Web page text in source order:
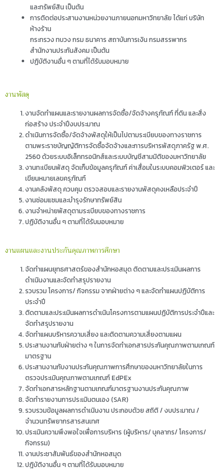
และทรัพย์สิน เป็นต้น
การติดต่อประสานงานหน่วยงานภายนอกมหาวิทยาลัย ได้แก่ บริษัท
ห้างร้าน
กระทรวง ทบวง กรม ธนาคาร สถาบันการเงิน กรมสรรพากร
สำนักงานประกันสังคม เป็นต้น
ปฏิบัติงานอื่น ๆ ตามที่ได้รับมอบหมาย
งานพัสดุ
งานจัดทำแผนและรายงานผลการจัดซื้อ/จัดจ้างครุภัณฑ์ ที่ดิน และสิ่ง
ก่อสร้าง ประจำปีงบประมาณ
ดำเนินการจัดซื้อ/จัดจ้างพัสดุให้เป็นไปตามระเบียบของทางราชการ
ตามพระราชบัญญัติการจัดซื้อจัดจ้างและการบริหารพัสดุภาครัฐ พ.ศ.
2560 ด้วยระบบอิเล็กทรอนิกส์และระบบบัญชีสามมิติของมหาวิทยาลัย
งานทะเบียนพัสดุ จัดเก็บข้อมูลครุภัณฑ์ ค่าเสื่อมในระบบคอมพิวเตอร์ และ
เขียนหมายเลขครุภัณฑ์
งานคลังพัสดุ ควบคุม ตรวจสอบและรายงานพัสดุคงเหลือประจำปี
งานซ่อมแซมและบำรุงรักษาทรัพย์สิน
งานจำหน่ายพัสดุตามระเบียบของทางราชการ
ปฏิบัติงานอื่น ๆ ตามที่ได้รับมอบหมาย
งานแผนและงานประกันคุณภาพการศึกษา
จัดทำแผนยุทธศาสตร์ของสำนักหอสมุด ติดตามและประเมินผลการ
ดำเนินงานและจัดทำสรุปรายงาน
รวบรวม โครงการ/ กิจกรรม จากฝ่ายต่าง ๆ และจัดทำแผนปฏิบัติการ
ประจำปี
ติดตามและประเมินผลการดำเนินโครงการตามแผนปฏิบัติการประจำปีและ
จัดทำสรุปรายงาน
จัดทำแผนบริหารความเสี่ยง และติดตามความเสี่ยงตามแผน
ประสานงานกับฝ่ายต่าง ๆ ในการจัดทำเอกสารประกันคุณภาพตามเกณฑ์
มาตรฐาน
ประสานงานกับงานประกันคุณภาพการศึกษาของมหาวิทยาลัยในการ
ตรวจประเมินคุณภาพตามเกณฑ์ EdPEx
จัดทำเอกสารหลักฐานตามเกณฑ์มาตรฐานงานประกันคุณภาพ
จัดทำรายงานการประเมินตนเอง (SAR)
รวบรวมข้อมูลผลการดำเนินงาน ประกอบด้วย สถิติ / งบประมาณ /
จำนวนทรัพยากรสารสนเทศ
ประเมินความพึงพอใจเพื่อการบริหาร (ผู้บริหาร/ บุคลากร/ โครงการ/
กิจกรรม)
งานประชาสัมพันธ์ของสำนักหอสมุด
ปฎิบัติงานอื่น ๆ ตามที่ได้รับมอบหมาย